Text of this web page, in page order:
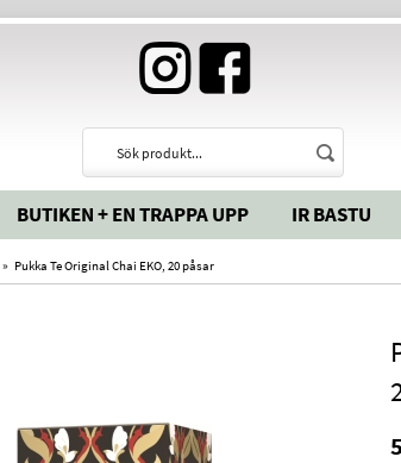
BUTIKEN + EN TRAPPA UPP IR BASTU
» Pukka Te Original Chai EKO, 20 påsar